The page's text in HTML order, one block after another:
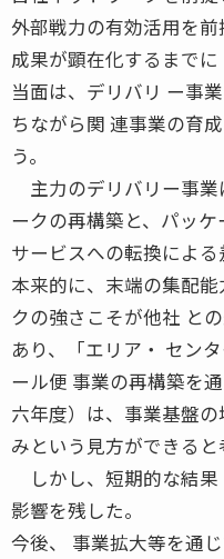
外部戦力の有効活用を前
成果が顕在化するまでに
当面は、デリバリ ー事
ちながら関 連事業の育
う。
主力のデリバリー事業
ークの再構築と、パッ
サービスへの転換による
本来的に、末端の集配
クの強さこそが他社 と
あり、「エリア・ セン
ール便 事業の再構築を
六年度）は、事業基盤
みという見方ができると
しかし、短期的な結果
影響を残した。
今後、 事業拡大等を通